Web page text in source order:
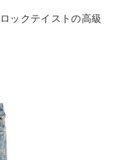
ックテイストの高級